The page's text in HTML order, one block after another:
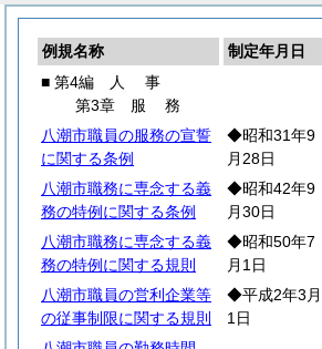
例規名称 制定年月日
■ 第4編
人 事
第3章 服務
八潮市職員の服務の宣誓
に関する条例
◆昭和31年9
月28日
八潮市職務に専念する義
務の特例に関する条例
◆昭和42年9
月30日
八潮市職務に専念する義
務の特例に関する規則
◆昭和50年7
月1日
八潮市職員の営利企業等
の従事制限に関する規則
◆平成2年3月
1日